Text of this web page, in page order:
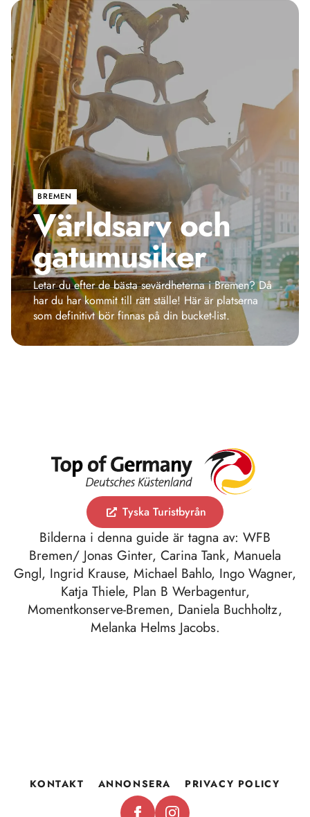
BREMEN
Världsarv och
gatumusiker
Letar du efter de bästa sevärdheterna i Bremen? Då
har du har kommit till rätt ställe! Här är platserna
som definitivt bör finnas på din bucket-list.
Tyska Turistbyrån
Bilderna i denna guide är tagna av: WFB
Bremen/ Jonas Ginter, Carina Tank, Manuela
Gngl, Ingrid Krause, Michael Bahlo, Ingo Wagner,
Katja Thiele, Plan B Werbagentur,
Momentkonserve-Bremen, Daniela Buchholtz,
Melanka Helms Jacobs.